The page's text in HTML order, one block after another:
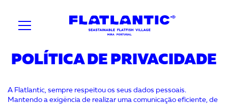
POLÍTICA DE PRIVACIDADE
A Flatlantic, sempre respeitou os seus dados pessoais.
Mantendo a exigência de realizar uma comunicação eficiente, de